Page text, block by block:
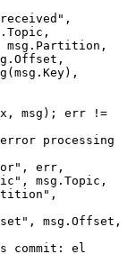
received" ,
msg.Partition,
(msg.Key),
msg); err
!=
processing
, err,
, msg.Topic,
,
, msg.Offset,